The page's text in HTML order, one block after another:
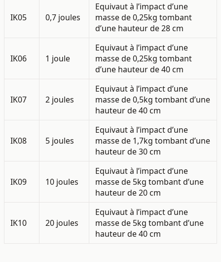
IK05 0,7 joules
Equivaut à l’impact d’une
masse de 0,25kg tombant
d’une hauteur de 28 cm
IK06 1 joule
Equivaut à l’impact d’une
masse de 0,25kg tombant
d’une hauteur de 40 cm
IK07 2 joules
Equivaut à l’impact d’une
masse de 0,5kg tombant d’une
hauteur de 40 cm
IK08 5 joules
Equivaut à l’impact d’une
masse de 1,7kg tombant d’une
hauteur de 30 cm
IK09 10 joules
Equivaut à l’impact d’une
masse de 5kg tombant d’une
hauteur de 20 cm
IK10 20 joules
Equivaut à l’impact d’une
masse de 5kg tombant d’une
hauteur de 40 cm